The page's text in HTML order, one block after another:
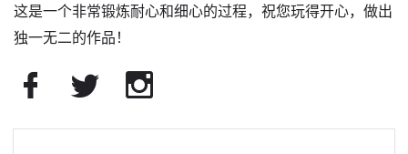
这是一个非常锻炼耐心和细心的过程，祝您玩得开心，做出
独一无二的作品！